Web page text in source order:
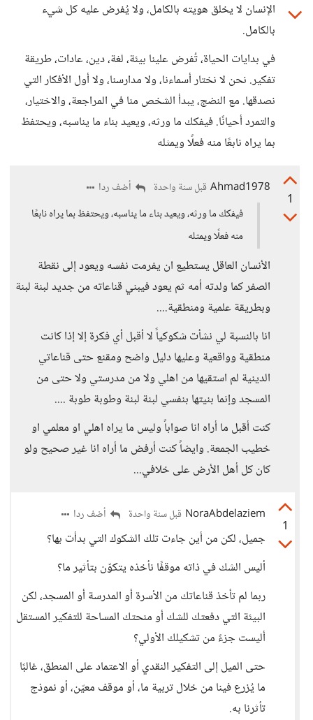
الإنسان لا يخلق هويته بالكامل، ولا يُفرض عليه كل شيء
بالكامل.
في بدايات الحياة، تُفرض علينا بيئة، لغة، دين، عادات، طريقة
تفكير. نحن لا نختار أسماءنا، ولا مدارسنا، ولا أول الأفكار التي
نصدقها. مع النضج، يبدأ الشخص منا في المراجعة، والاختيار،
والتمرد أحيانًا. فيفكك ما ورثه، ويعيد بناء ما يناسبه، ويحتفظ
بما يراه نابعًا منه فعلًا ويمثله
1
Ahmad1978 قبل سنة واحدة
أضف ردا
فيفكك ما ورثه، ويعيد بناء ما يناسبه، ويحتفظ بما يراه نابعًا
منه فعلًا ويمثله
الأنسان العاقل يستطيع ان يفرمت نفسه ويعود إلى نقطة
الصفر كما ولدته أمه ثم يعود فيبني قناعاته من جديد لبنة لبنة
وبطريقة علمية ومنطقية....
انا بالنسبة لي نشأت شكوكياً لا أقبل أي فكرة إلا إذا كانت
منطقية وواقعية وعليها دليل واضح ومقنع حتى قناعاتي
الدينية لم استقيها من اهلي ولا من مدرستي ولا حتى من
المسجد وإنما بنيتها بنفسي لبنة لبنة وطوبة طوبة ....
كنت أقبل ما أراه انا صواباً وليس ما يراه اهلي او معلمي او
خطيب الجمعة. وايضاً كنت أرفض ما أراه انا غير صحيح ولو
كان كل أهل الأرض على خلافي...
1
NoraAbdelaziem قبل سنة واحدة أضف ردا
جميل، لكن من أين جاءت تلك الشكوك التي بدأت بها؟
أليس الشك في ذاته موقفًا نأخذه يتكوّن بتأثير ما؟
ربما لم تأخذ قناعاتك من الأسرة أو المدرسة أو المسجد، لكن
البيئة التي دفعتك للشك أو منحتك المساحة للتفكير المستقل
أليست جزءً من تشكيلك الأولي؟
حتى الميل إلى التفكير النقدي أو الاعتماد على المنطق، غالبًا
ما يُزرع فينا من خلال تربية ما، أو موقف معيّن، أو نموذج
تأثرنا به.